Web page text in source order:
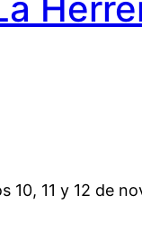
10, 11 y 12 de